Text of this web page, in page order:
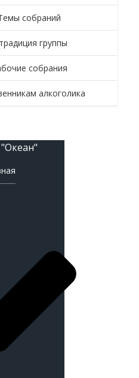
собраний
группы
собрания
алкоголика